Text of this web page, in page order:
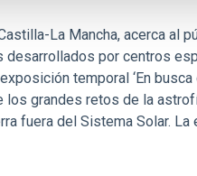
La Mancha, acerca al
por centros
temporal ‘En busca
los grandes retos de la
fuera del Sistema Solar.